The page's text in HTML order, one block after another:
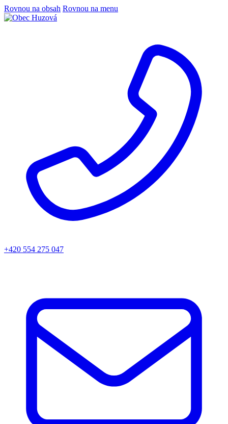
Rovnou na obsah Rovnou na menu
+420 554 275 047